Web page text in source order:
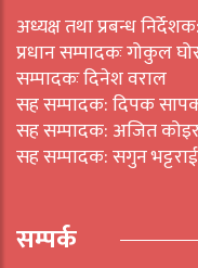
अध्यक्ष तथा प्रबन्ध
प्रधान सम्पादकः गोकुल
सम्पादकः दिनेश वराल
सह सम्पादक: दिपक
सह सम्पादक: अजित
सह सम्पादक: सगुन भट्टराई
सम्पर्क